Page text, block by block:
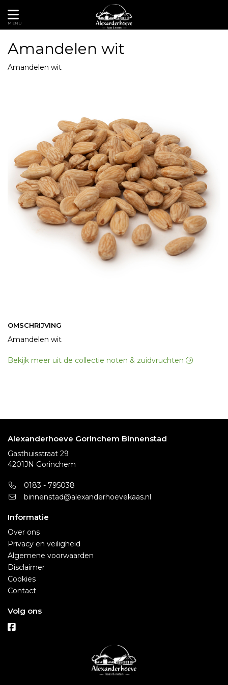
MENU
OMSCHRIJVING
Amandelen wit
Amandelen wit
Amandelen wit
Bekijk meer uit de collectie noten & zuidvruchten
Alexanderhoeve Gorinchem Binnenstad
Gasthuisstraat 29
4201JN Gorinchem
0183 - 795038
binnenstad@alexanderhoevekaas.nl
Informatie
Over ons
Privacy en veiligheid
Algemene voorwaarden
Disclaimer
Cookies
Contact
Volg ons